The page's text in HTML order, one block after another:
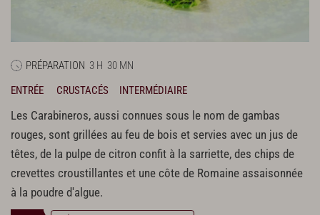
PRÉPARATION 3 H 30 MN
ENTRÉE
CRUSTACÉS INTERMÉDIAIRE
Les Carabineros, aussi connues sous le nom de gambas
rouges, sont grillées au feu de bois et servies avec un jus de
têtes, de la pulpe de citron confit à la sarriette, des chips de
crevettes croustillantes et une côte de Romaine assaisonnée
à la poudre d'algue.